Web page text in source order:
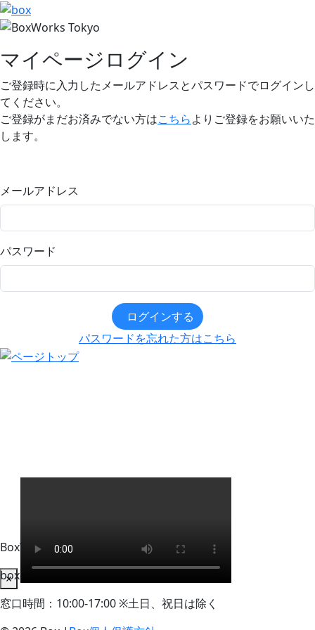
マイページログイン
ご登録時に入力したメールアドレスとパスワードでログインし
てください。
ご登録がまだお済みでない方はこちらよりご登録をお願いいた
します。
メールアドレス
パスワード
ログインする
パスワードを忘れた方はこちら
BoxWorks Tokyo + Osaka 来場者事務局
box-info_registration@event-admin.jp
窓口時間：10:00-17:00 ※土日、祝日は除く
×